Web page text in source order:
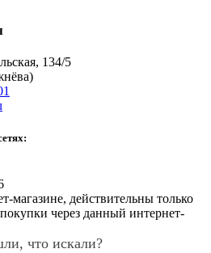
и расширенная
— купить цифровой мультиметр.
«Комплект-
вариантов цифровых и аналоговых
покупателей действуют скидки
на все товары.
в пределах города и области.
с нашего склада в
товары отправляются посредством
134/5
магазине, действительны только
через данный интернет-
что искали?